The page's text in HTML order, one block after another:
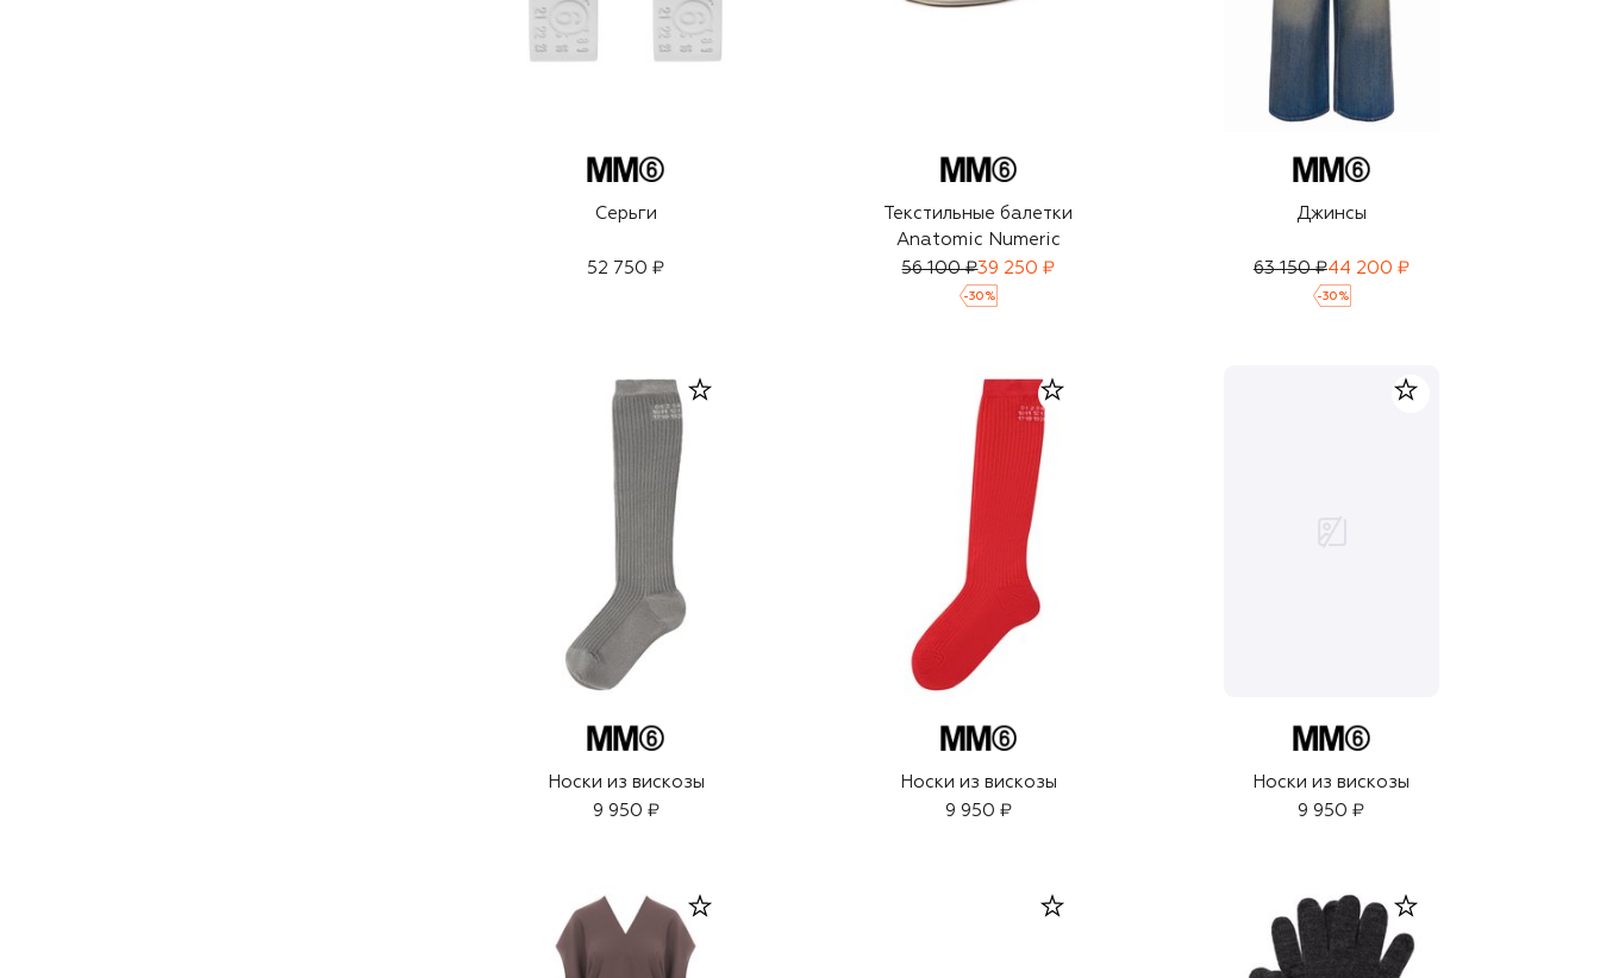
Серьги
52 750 ₽
Текстильные балетки
Anatomic Numeric
56 100 ₽39 250 ₽
-30 %
Джинсы
63 150 ₽44 200 ₽
-30 %
Носки из вискозы
9 950 ₽
Носки из вискозы
9 950 ₽
Носки из вискозы
9 950 ₽